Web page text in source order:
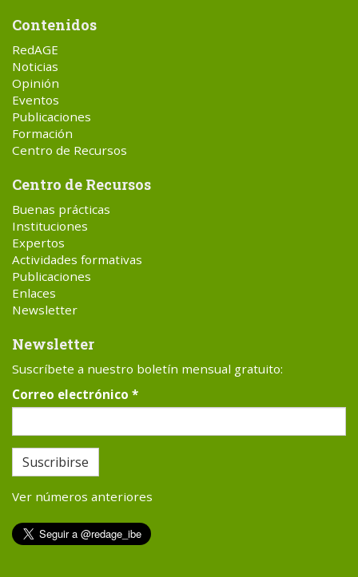
Contenidos
RedAGE
Noticias
Opinión
Eventos
Publicaciones
Formación
Centro de Recursos
Centro de Recursos
Buenas prácticas
Instituciones
Expertos
Actividades formativas
Publicaciones
Enlaces
Newsletter
Newsletter
Suscríbete a nuestro boletín mensual gratuito:
Correo electrónico *
Suscribirse
Ver números anteriores